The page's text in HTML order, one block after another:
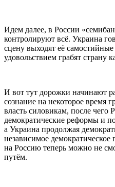
Идем далее, в России
контролируют всё. Украина
сцену выходят её
удовольствием грабят страну
И вот тут дорожки начинают
сознание на некоторое время
власть силовикам, после чего
демократические реформы и
а Украина продолжая
независимое демократическое
на Россию теперь можно не
путём.